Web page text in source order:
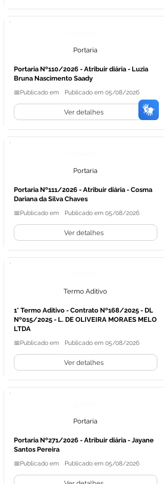
Portaria
Portaria Nº110/2026 - Atribuir diária - Luzia
Bruna Nascimento Saady
📅Publicado em Publicado em 05/08/2026
Ver detalhes
Portaria
Portaria Nº111/2026 - Atribuir diária - Cosma
Dariana da Silva Chaves
📅Publicado em Publicado em 05/08/2026
Ver detalhes
Termo Aditivo
1° Termo Aditivo - Contrato Nº168/2025 - DL
Nº015/2025 - L. DE OLIVEIRA MORAES MELO
LTDA
📅Publicado em Publicado em 05/08/2026
Ver detalhes
Portaria
Portaria Nº271/2026 - Atribuir diária - Jayane
Santos Pereira
📅Publicado em Publicado em 05/08/2026